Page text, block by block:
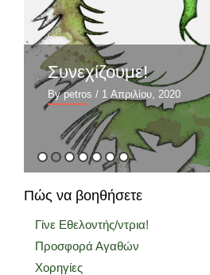
Συνεχίζουμε!
By petros / 1 Απριλίου, 2020
Πώς να βοηθήσετε
Γίνε Εθελοντής/ντρια!
Προσφορά Αγαθών
Χορηγίες